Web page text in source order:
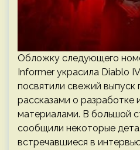
Обложку следующего
Informer украсила Diablo
посвятили свежий выпуск
рассказами о разработке
материалами. В большой
сообщили некоторые
встречавшиеся в